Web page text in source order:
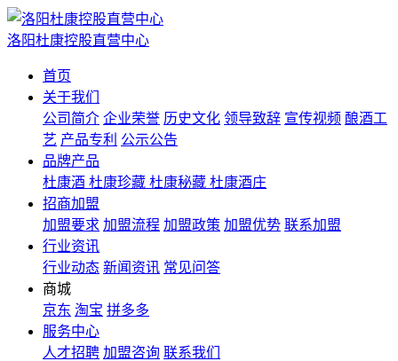
洛阳杜康控股直营中心
首页
关于我们
公司简介 企业荣誉 历史文化 领导致辞 宣传视频 酿酒工
艺 产品专利 公示公告
品牌产品
杜康酒 杜康珍藏 杜康秘藏 杜康酒庄
招商加盟
加盟要求 加盟流程 加盟政策 加盟优势 联系加盟
行业资讯
行业动态 新闻资讯 常见问答
商城
京东 淘宝 拼多多
服务中心
人才招聘 加盟咨询 联系我们